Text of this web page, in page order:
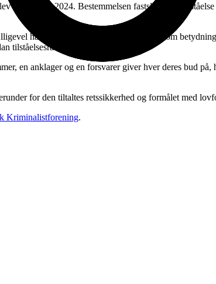
nyaffattet i 2024. Bestemmelsen fastslår, at en
har den affødt grundige overvejelser om
tilståelsesrabatten skal vurderes.
en anklager og en forsvarer giver hver deres bud
for den tiltaltes retssikkerhed og formålet med
Kriminalistforening.